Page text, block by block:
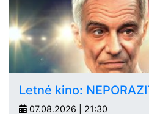
Letné kino:
07.08.2026 | 21:30